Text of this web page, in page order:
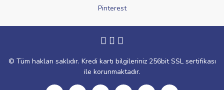
Pinterest
© Tüm hakları saklıdır. Kredi kartı bilgileriniz 256bit SSL sertifikası
ile korunmaktadır.